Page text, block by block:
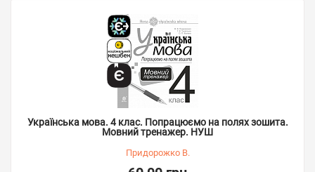
Українська мова. 4 клас. Попрацюємо на полях зошита.
Мовний тренажер. НУШ
Придорожко В.